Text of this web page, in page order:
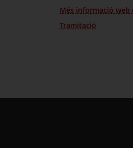
Més informació web
Tramitació